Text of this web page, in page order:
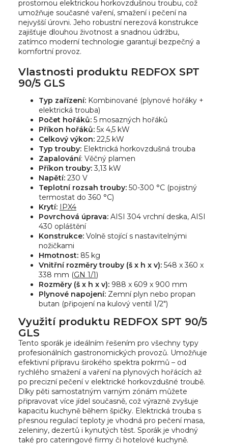
prostornou elektrickou horkovzdušnou troubu, což
umožňuje současné vaření, smažení i pečení na
nejvyšší úrovni. Jeho robustní nerezová konstrukce
zajišťuje dlouhou životnost a snadnou údržbu,
zatímco moderní technologie garantují bezpečný a
komfortní provoz.
Vlastnosti produktu REDFOX SPT
90/5 GLS
Typ zařízení: Kombinované (plynové hořáky +
elektrická trouba)
Počet hořáků: 5 mosazných hořáků
Příkon hořáků: 5x 4,5 kW
Celkový výkon: 22,5 kW
Typ trouby: Elektrická horkovzdušná trouba
Zapalování: Věčný plamen
Příkon trouby:3,13 kW
Napětí: 230 V
Teplotní rozsah trouby: 50-300 °C (pojistný
termostat do 360 °C)
Krytí: IPX4
Povrchová úprava: AISI 304 vrchní deska, AISI
430 opláštění
Konstrukce: Volně stojící s nastavitelnými
nožičkami
Hmotnost: 85 kg
Vnitřní rozměry trouby (š x h x v): 548 x 360 x
338 mm (GN 1/1)
Rozměry (š x h x v): 988 x 609 x 900 mm
Plynové napojení: Zemní plyn nebo propan
butan (připojení na kulový ventil 1/2")
Využití produktu REDFOX SPT 90/5
GLS
Tento sporák je ideálním řešením pro všechny typy
profesionálních gastronomických provozů. Umožňuje
efektivní přípravu širokého spektra pokrmů – od
rychlého smažení a vaření na plynových hořácích až
po precizní pečení v elektrické horkovzdušné troubě.
Díky pěti samostatným varným zónám můžete
připravovat více jídel současně, což výrazně zvyšuje
kapacitu kuchyně během špičky. Elektrická trouba s
přesnou regulací teploty je vhodná pro pečení masa,
zeleniny, dezertů i kynutých těst. Sporák je vhodný
také pro cateringové firmy či hotelové kuchyně.